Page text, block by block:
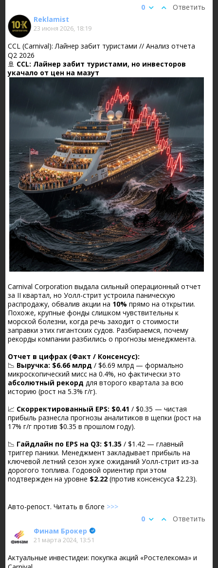
Ответить
0
Reklamist
23 июня 2026, 18:19
CCL (Carnival): Лайнер забит туристами // Анализ отчета
Q2 2026
🚢 CCL: Лайнер забит туристами, но инвесторов
укачало от цен на мазут
Carnival Corporation выдала сильный операционный отчет
за II квартал, но Уолл-стрит устроила паническую
распродажу, обвалив акции на 10% прямо на открытии.
Похоже, крупные фонды слишком чувствительны к
морской болезни, когда речь заходит о стоимости
заправки этих гигантских судов. Разбираемся, почему
рекорды компании разбились о прогнозы менеджмента.
Отчет в цифрах (Факт / Консенсус):
📉 Выручка: $6.66 млрд / $6.69 млрд — формально
микроскопический мисс на 0.4%, но фактически это
абсолютный рекорд для второго квартала за всю
историю (рост на 5.3% г/г).
📈 Скорректированный EPS: $0.41 / $0.35 — чистая
прибыль разнесла прогнозы аналитиков в щепки (рост на
17% г/г против $0.35 в прошлом году).
📉 Гайдлайн по EPS на Q3: $1.35 / $1.42 — главный
триггер паники. Менеджмент закладывает прибыль на
ключевой летний сезон хуже ожиданий Уолл-стрит из-за
дорогого топлива. Годовой ориентир при этом
подтвержден на уровне $2.22 (против консенсуса $2.23).
Авто-репост. Читать в блоге >>>
Ответить
0
Финам Брокер
21 марта 2024, 13:51
Актуальные инвестидеи: покупка акций «Ростелекома» и